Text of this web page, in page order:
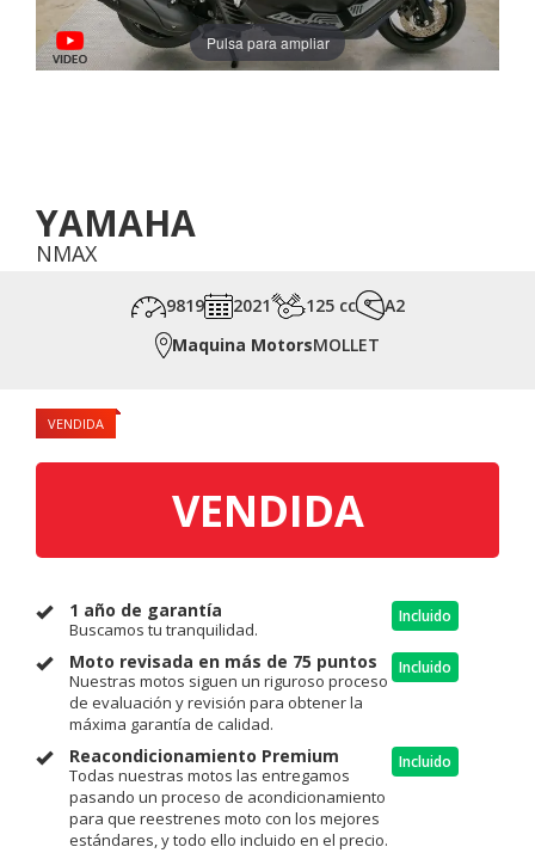
Pulsa para ampliar
YAMAHA
NMAX
9819 2021 125 cc
A2
Maquina MotorsMOLLET
VENDIDA
VENDIDA
1 año de garantía
Buscamos tu tranquilidad.
Incluido
Moto revisada en más de 75 puntos
Nuestras motos siguen un riguroso proceso
de evaluación y revisión para obtener la
máxima garantía de calidad.
Incluido
Reacondicionamiento Premium
Todas nuestras motos las entregamos
pasando un proceso de acondicionamiento
para que reestrenes moto con los mejores
estándares, y todo ello incluido en el precio.
Incluido